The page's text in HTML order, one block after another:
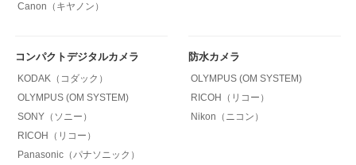
Canon（キヤノン）
コンパクトデジタルカメラ
KODAK（コダック）
OLYMPUS (OM SYSTEM)
SONY（ソニー）
RICOH（リコー）
Panasonic（パナソニック）
防水カメラ
OLYMPUS (OM SYSTEM)
RICOH（リコー）
Nikon（ニコン）